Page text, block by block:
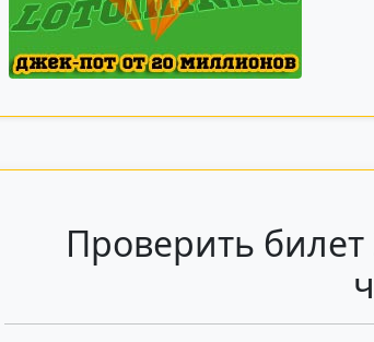
Проверить